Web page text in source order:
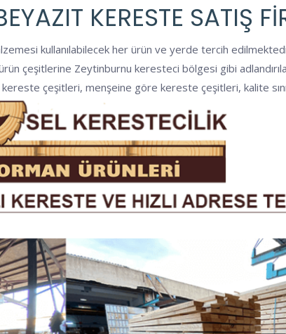
KERESTE SATIŞ
kullanılabilecek her ürün ve yerde tercih
çeşitlerine Zeytinburnu keresteci bölgesi gibi
çeşitleri, menşeine göre kereste çeşitleri, kalite